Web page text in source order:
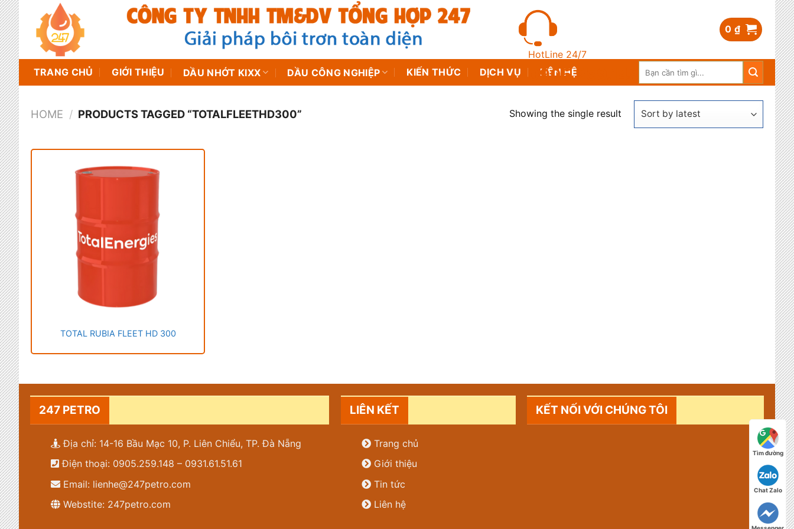
Chuyển
đến
nội
dung
HotLine 24/7
0905.259.148
0 ₫
TRANG CHỦ GIỚI THIỆU DẦU NHỚT KIXX DẦU CÔNG NGHIỆP KIẾN THỨC DỊCH VỤ LIÊN HỆ
for:
HOME / PRODUCTS TAGGED “TOTALFLEETHD300” Showing the single result
TOTAL RUBIA FLEET HD 300
247 PETRO
Địa chỉ: 14-16 Bầu Mạc 10, P. Liên Chiểu, TP. Đà Nẵng
Điện thoại: 0905.259.148 – 0931.61.51.61
Email: lienhe@247petro.com
Webstite: 247petro.com
LIÊN KẾT
Trang chủ
Giới thiệu
Tin tức
Liên hệ
KẾT NỐI VỚI CHÚNG TÔI
Tìm đường
Chat Zalo